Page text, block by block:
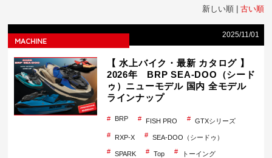
新しい順 | 古い順
2025/11/01
MACHINE
【 水上バイク・最新 カタログ 】
2026年 BRP SEA-DOO（シード
ゥ）ニューモデル 国内 全モデル
ラインナップ
BRP FISH PRO GTXシリーズ
RXP-X SEA-DOO（シードゥ）
SPARK Top トーイング